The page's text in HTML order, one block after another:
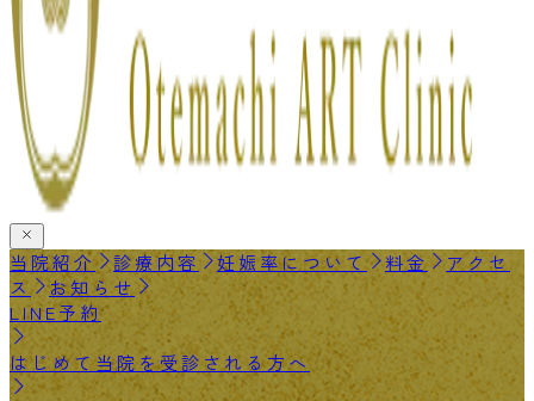
当院紹介 診療内容 妊娠率について 料金
アクセ
ス
お知らせ
LINE予約
はじめて当院を受診される方へ